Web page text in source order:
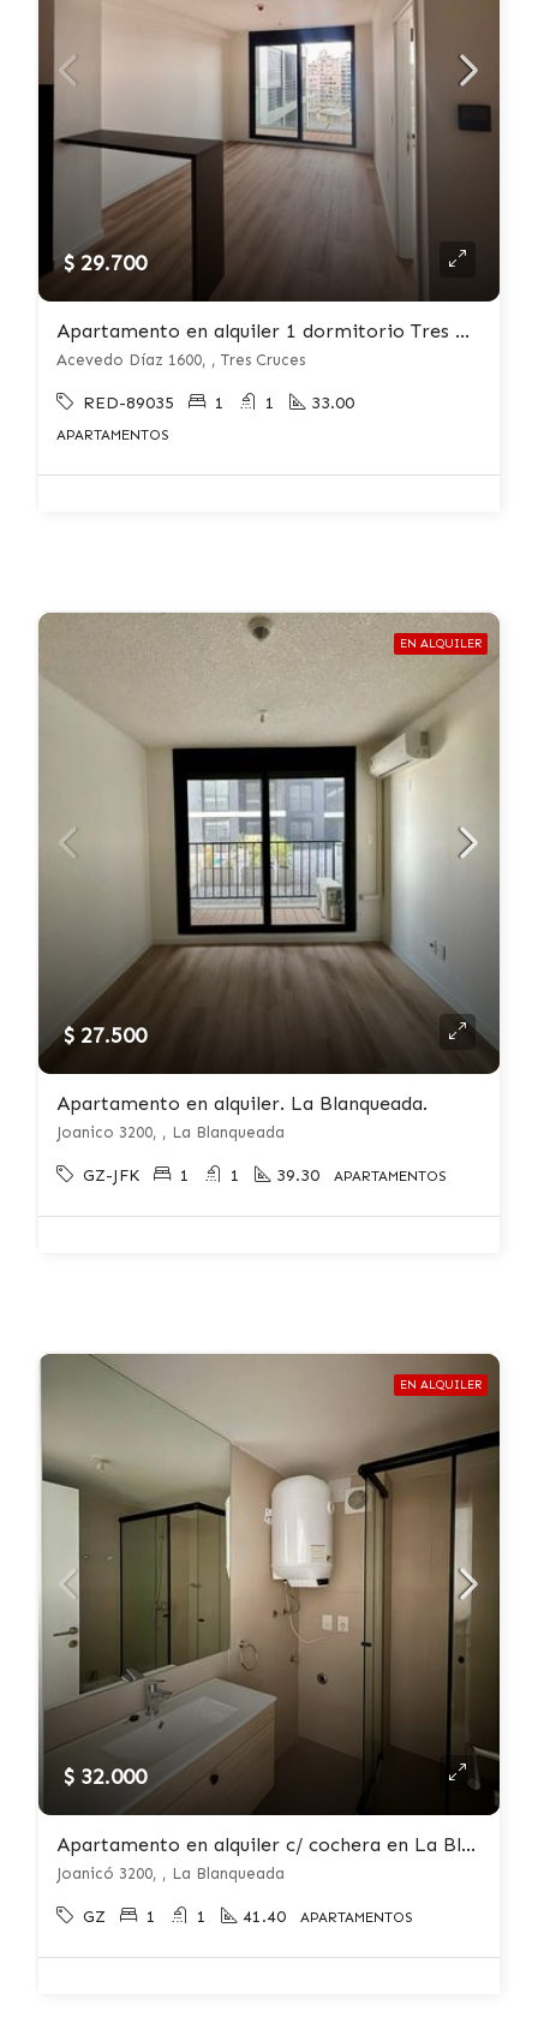
$ 29.700
Apartamento en alquiler 1 dormitorio Tres Cruces
Acevedo Díaz 1600, , Tres Cruces
RED-89035 1 1 33.00
APARTAMENTOS
EN ALQUILER
$ 27.500
Apartamento en alquiler. La Blanqueada.
Joanico 3200, , La Blanqueada
GZ-JFK 1 1 39.30 APARTAMENTOS
EN ALQUILER
$ 32.000
Apartamento en alquiler c/ cochera en La Blanqueada
Joanicó 3200, , La Blanqueada
GZ 1 1 41.40 APARTAMENTOS